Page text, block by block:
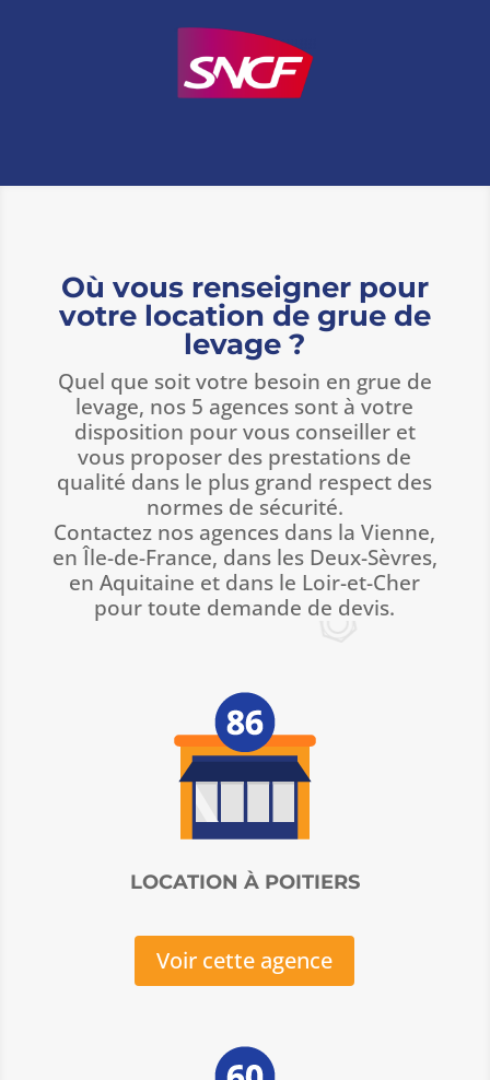
Où vous renseigner pour
votre location de grue de
levage ?
Quel que soit votre besoin en grue de
levage, nos 5 agences sont à votre
disposition pour vous conseiller et
vous proposer des prestations de
qualité dans le plus grand respect des
normes de sécurité.
Contactez nos agences dans la Vienne,
en Île-de-France, dans les Deux-Sèvres,
en Aquitaine et dans le Loir-et-Cher
pour toute demande de devis.
LOCATION À POITIERS
Voir cette agence